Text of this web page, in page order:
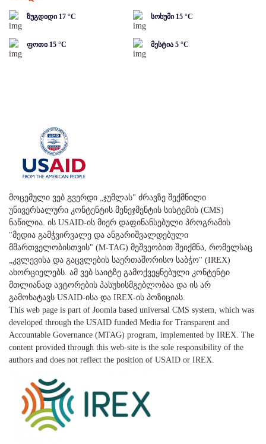
ზუგდიდი 17 °C სოხუმი 15 °C
ფოთი 15 °C მესტია 5 °C
მოცემული ვებ გვერდი „ჯუმლას" ძრავზე შექმნილი
უნივერსალური კონტენტის მენეჯმენტის სისტემის (CMS)
ნაწილია. ის USAID-ის მიერ დაფინანსებული პროგრამის
"მედია გამჭვირვალე და ანგარიშვალდებული
მმართველობისთვის" (M-TAG) მეშვეობით შეიქმნა, რომელსაც
„კვლევისა და გაცვლების საერთაშორისო საბჭო" (IREX)
ახორციელებს. ამ ვებ საიტზე გამოქვეყნებული კონტენტი
მთლიანად ავტორების პასუხისმგებლობაა და ის არ
გამოხატავს USAID-ისა და IREX-ის პოზიციას.
This web page is part of Joomla based universal CMS system, which was
developed through the USAID funded Media for Transparent and
Accountable Governance (MTAG) program, implemented by IREX. The
content provided through this web-site is the sole responsibility of the
authors and does not reflect the position of USAID or IREX.